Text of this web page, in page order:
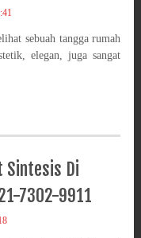
sebuah tangga rumah
elegan, juga sangat
Sintesis Di
7302-9911